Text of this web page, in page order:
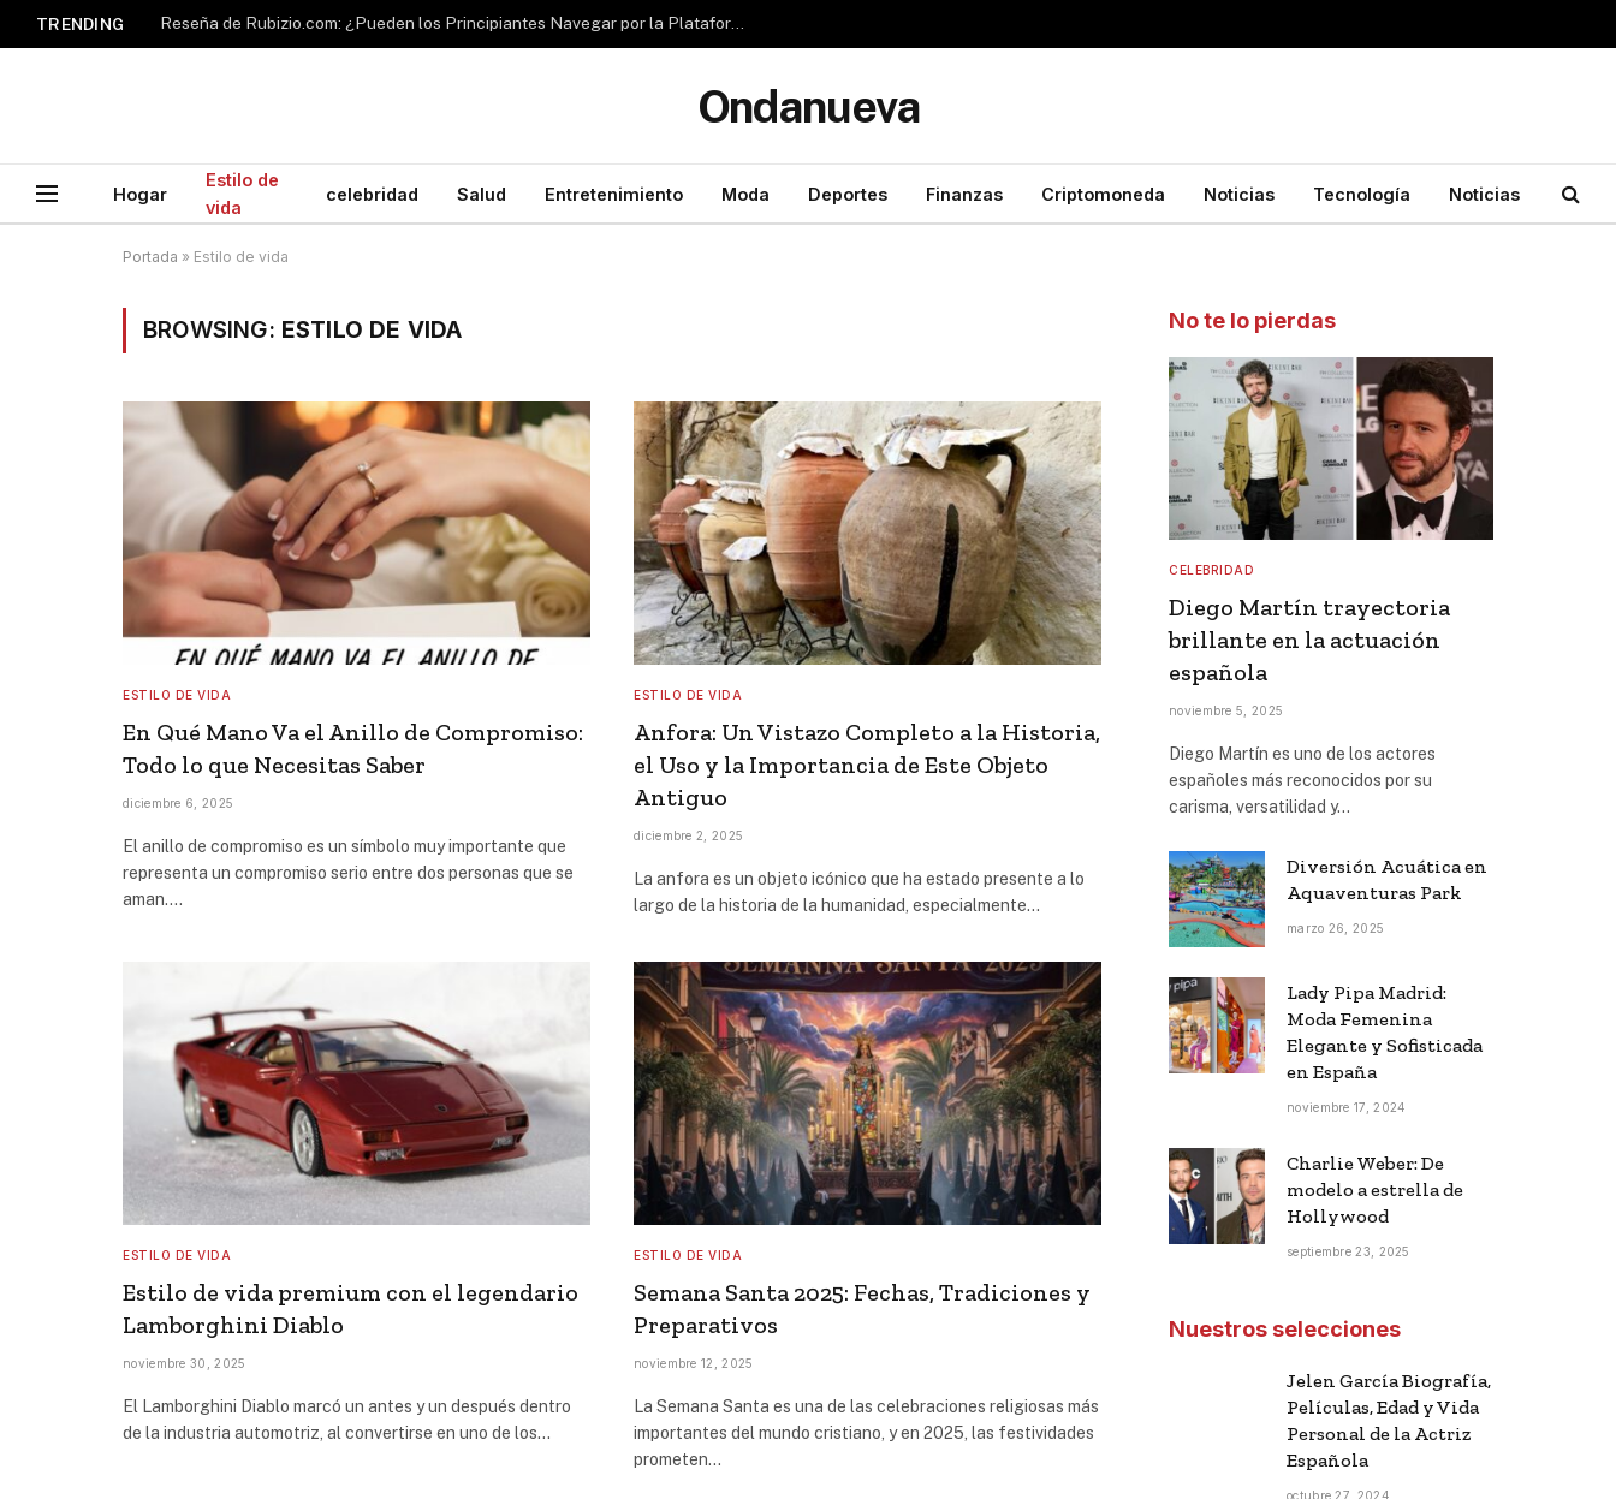
TRENDING Reseña de Rubizio.com: ¿Pueden los Principiantes Navegar por la Plataforma con Facilidad?
Ondanueva
Hogar
Estilo de
vida
celebridad Salud Entretenimiento Moda Deportes Finanzas Criptomoneda Noticias Tecnología Noticias
Portada » Estilo de vida
BROWSING: ESTILO DE VIDA
ESTILO DE VIDA
En Qué Mano Va el Anillo de Compromiso:
Todo lo que Necesitas Saber
diciembre 6, 2025
El anillo de compromiso es un símbolo muy importante que
representa un compromiso serio entre dos personas que se
aman.…
ESTILO DE VIDA
Anfora: Un Vistazo Completo a la Historia,
el Uso y la Importancia de Este Objeto
Antiguo
diciembre 2, 2025
La anfora es un objeto icónico que ha estado presente a lo
largo de la historia de la humanidad, especialmente…
ESTILO DE VIDA
Estilo de vida premium con el legendario
Lamborghini Diablo
noviembre 30, 2025
El Lamborghini Diablo marcó un antes y un después dentro
de la industria automotriz, al convertirse en uno de los…
ESTILO DE VIDA
Semana Santa 2025: Fechas, Tradiciones y
Preparativos
noviembre 12, 2025
La Semana Santa es una de las celebraciones religiosas más
importantes del mundo cristiano, y en 2025, las festividades
prometen…
No te lo pierdas
CELEBRIDAD
Diego Martín trayectoria
brillante en la actuación
española
noviembre 5, 2025
Diego Martín es uno de los actores
españoles más reconocidos por su
carisma, versatilidad y…
Diversión Acuática en
Aquaventuras Park
marzo 26, 2025
Lady Pipa Madrid:
Moda Femenina
Elegante y Sofisticada
en España
noviembre 17, 2024
Charlie Weber: De
modelo a estrella de
Hollywood
septiembre 23, 2025
Nuestros selecciones
Jelen García Biografía,
Películas, Edad y Vida
Personal de la Actriz
Española
octubre 27, 2024